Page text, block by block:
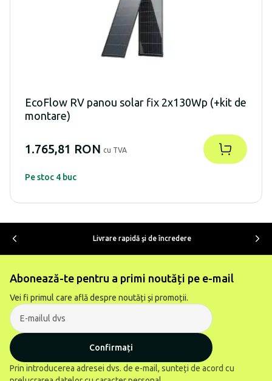
EcoFlow RV panou solar fix 2x130Wp (+kit de
montare)
1.765,81 RON cu TVA
Pe stoc 4 buc
Livrare rapidă şi de încredere
Abonează-te pentru a primi noutăți pe e-mail
Vei fi primul care află despre noutăți și promoții.
Confirmați
Prin introducerea adresei dvs. de e-mail, sunteți de acord cu